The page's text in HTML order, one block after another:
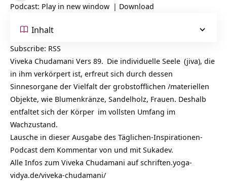
Podcast: Play in new window | Download
Inhalt
Subscribe: RSS
Viveka Chudamani Vers 89. Die individuelle Seele (jiva), die
in ihm verkörpert ist, erfreut sich durch dessen
Sinnesorgane der Vielfalt der grobstofflichen /materiellen
Objekte, wie Blumenkränze, Sandelholz, Frauen. Deshalb
entfaltet sich der Körper im vollsten Umfang im
Wachzustand.
Lausche in dieser Ausgabe des Täglichen-Inspirationen-
Podcast dem Kommentar von und mit Sukadev.
Alle Infos zum Viveka Chudamani aufschriften.yoga-
vidya.de/viveka-chudamani/